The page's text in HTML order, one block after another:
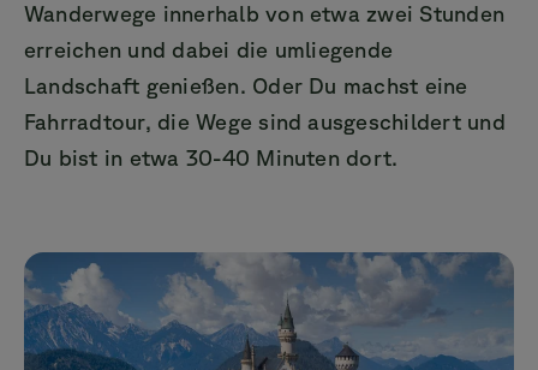
Wanderwege innerhalb von etwa zwei Stunden
erreichen und dabei die umliegende
Landschaft genießen. Oder Du machst eine
Fahrradtour, die Wege sind ausgeschildert und
Du bist in etwa 30-40 Minuten dort.